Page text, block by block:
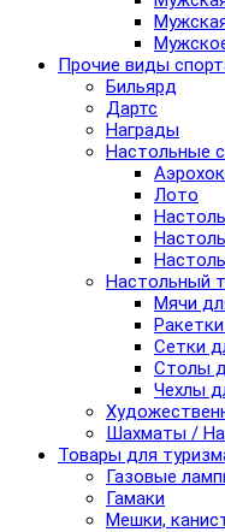
Прочие виды
Бильярд
Дартс
Награды
Настольные
Лото
Настольный
Мячи
Сетки
Столы
Чехлы
Шахматы /
Товары для
Газовые
Гамаки
Мешки,